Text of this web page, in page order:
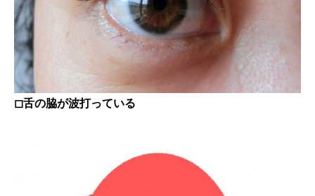
◻︎舌の脇が波打っている